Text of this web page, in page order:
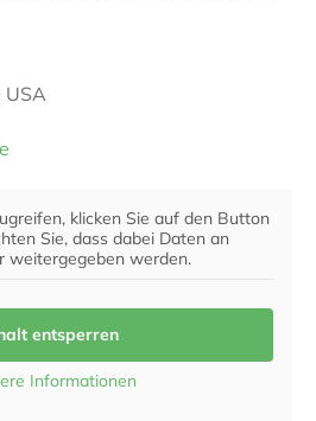
USA
klicken Sie auf den Button
Sie, dass dabei Daten an
weitergegeben werden.
entsperren
Informationen